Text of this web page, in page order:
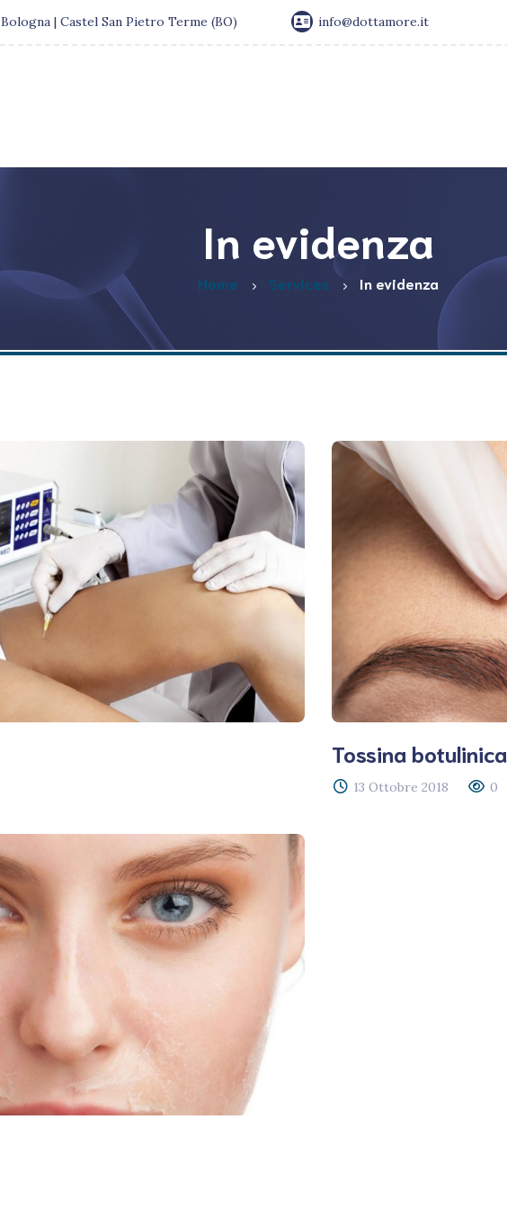
Bologna | Castel San Pietro Terme (BO) info@dottamore.it
In evidenza
Home Services In evidenza
Tossina botulinica
13 Ottobre 2018 0